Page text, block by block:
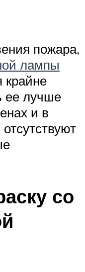
пожара,
лампы
крайне
ее лучше
и в
со